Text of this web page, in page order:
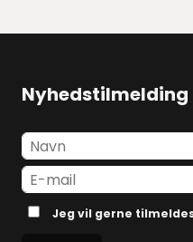
Nyhedstilmelding
Jeg vil gerne